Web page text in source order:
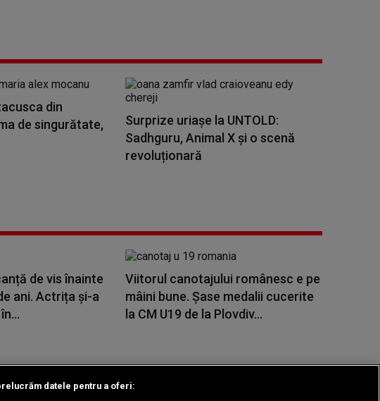
din
de singurătate,
Surprize uriașe la UNTOLD:
Sadhguru, Animal X și o scenă
revoluționară
de vis înainte
ani. Actrița și-a
Viitorul canotajului românesc e pe
mâini bune. Șase medalii cucerite
la CM U19 de la Plovdiv...
datele pentru a oferi: